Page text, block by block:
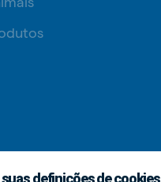
definições de cookies